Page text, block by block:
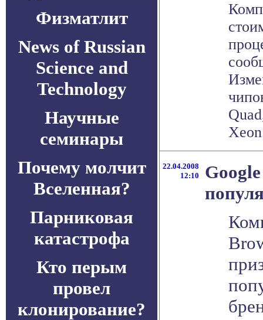
Физматлит
News of Russian
Science and
Technology
Научные
семинары
Почему молчит
Вселенная?
Парниковая
катастрофа
Кто перым
провел
клонирование?
22.04.2008
12:10